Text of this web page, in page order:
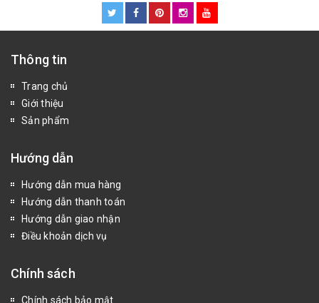
Thông tin
Trang chủ
Giới thiệu
Sản phẩm
Hướng dẫn
Hướng dẫn mua hàng
Hướng dẫn thanh toán
Hướng dẫn giao nhận
Điều khoản dịch vụ
Chính sách
Chính sách bảo mật